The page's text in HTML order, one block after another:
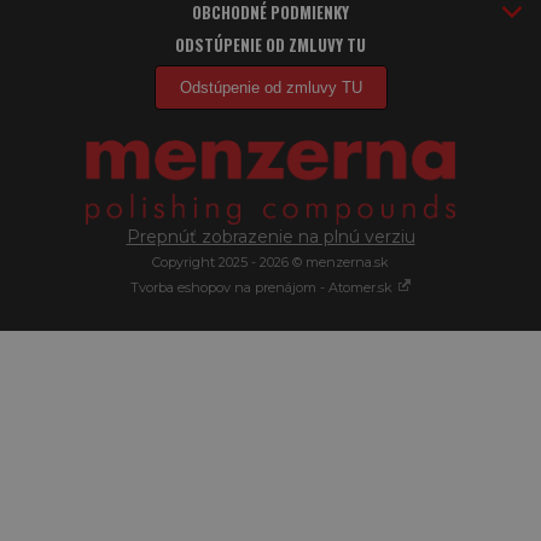
OBCHODNÉ PODMIENKY
ODSTÚPENIE OD ZMLUVY TU
Odstúpenie od zmluvy TU
Prepnúť zobrazenie na plnú verziu
Copyright 2025 - 2026 © menzerna.sk
Tvorba eshopov na prenájom - Atomer.sk